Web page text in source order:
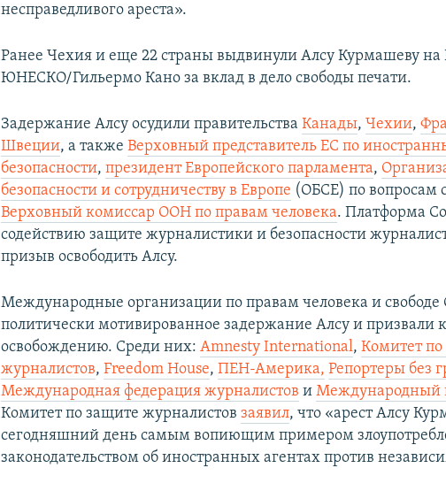
несправедливого ареста».
Ранее Чехия и еще 22 страны выдвинули Алсу Курмашеву
ЮНЕСКО/Гильермо Кано за вклад в дело свободы печати.
Задержание Алсу осудили правительстваКанады,Чехии,
Швеции, а такжеВерховный представитель ЕС по
безопасности,президент Европейского парламента,
безопасности и сотрудничеству в Европе (ОБСЕ) по вопросам
Верховный комиссар ООН по правам человека. Платформа
содействию защите журналистики и безопасности
призыв освободить Алсу.
Международные организации по правам человека и
политически мотивированное задержание Алсу и призвали
освобождению. Среди них:Amnesty International,Комитет
журналистов,Freedom House,ПЕН-Америка, Репортеры без
Международная федерация журналистов иМеждународный
Комитет по защите журналистовзаявил, что «арест Алсу
сегодняшний день самым вопиющим примером
законодательством об иностранных агентах против